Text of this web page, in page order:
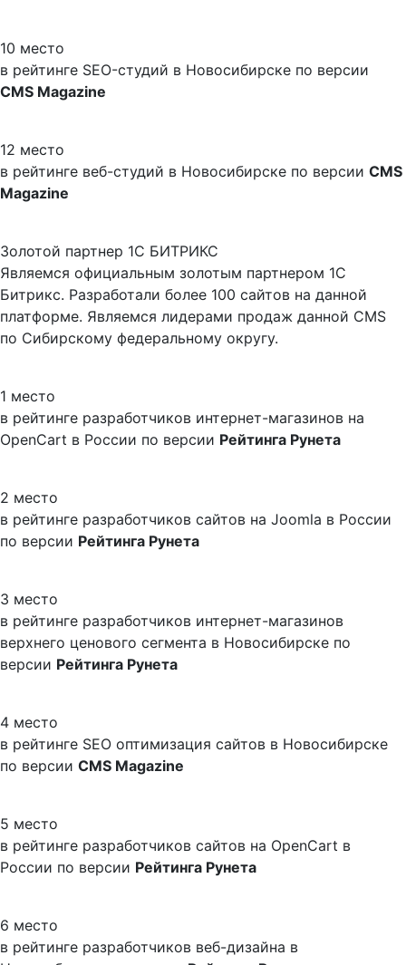
10 место
в рейтинге SEO-студий в Новосибирске по версии
CMS Magazine
12 место
в рейтинге веб-студий в Новосибирске по версии CMS
Magazine
Золотой партнер 1С БИТРИКС
Являемся официальным золотым партнером 1С
Битрикс. Разработали более 100 сайтов на данной
платформе. Являемся лидерами продаж данной CMS
по Сибирскому федеральному округу.
1 место
в рейтинге разработчиков интернет-магазинов на
OpenCart в России по версии Рейтинга Рунета
2 место
в рейтинге разработчиков сайтов на Joomla в России
по версии Рейтинга Рунета
3 место
в рейтинге разработчиков интернет-магазинов
верхнего ценового сегмента в Новосибирске по
версии Рейтинга Рунета
4 место
в рейтинге SEO оптимизация сайтов в Новосибирске
по версии CMS Magazine
5 место
в рейтинге разработчиков сайтов на OpenCart в
России по версии Рейтинга Рунета
6 место
в рейтинге разработчиков веб-дизайна в